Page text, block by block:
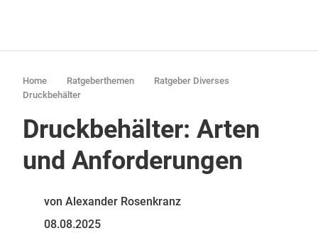
Home Ratgeberthemen
Ratgeber Diverses
Druckbehälter
Druckbehälter: Arten
und Anforderungen
von Alexander Rosenkranz
08.08.2025